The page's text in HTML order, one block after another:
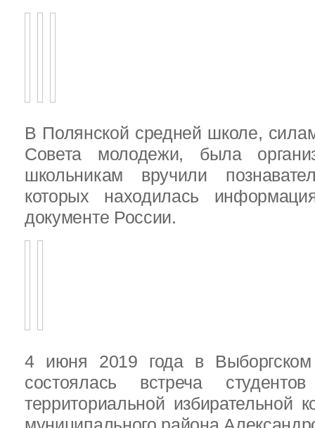
В Полянской средней школе,
Совета молодежи, была
школьникам вручили
которых находилась
документе России.
4 июня 2019 года в
состоялась встреча
территориальной избирательной